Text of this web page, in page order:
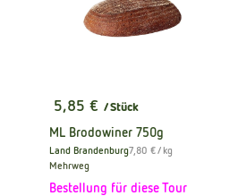
, Preis:
5,85 € / Stück
ML Brodowiner 750g
, Herkunft:
Land Brandenburg, Referenzpreis:
7,80 €/ kg
Mehrweg
Bestellung für diese Tour